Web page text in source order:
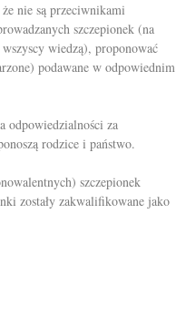
nie są przeciwnikami
szczepionek (na
wiedzą), proponować
podawane w odpowiednim
odpowiedzialności za
rodzice i państwo.
szczepionek
zostały zakwalifikowane jako